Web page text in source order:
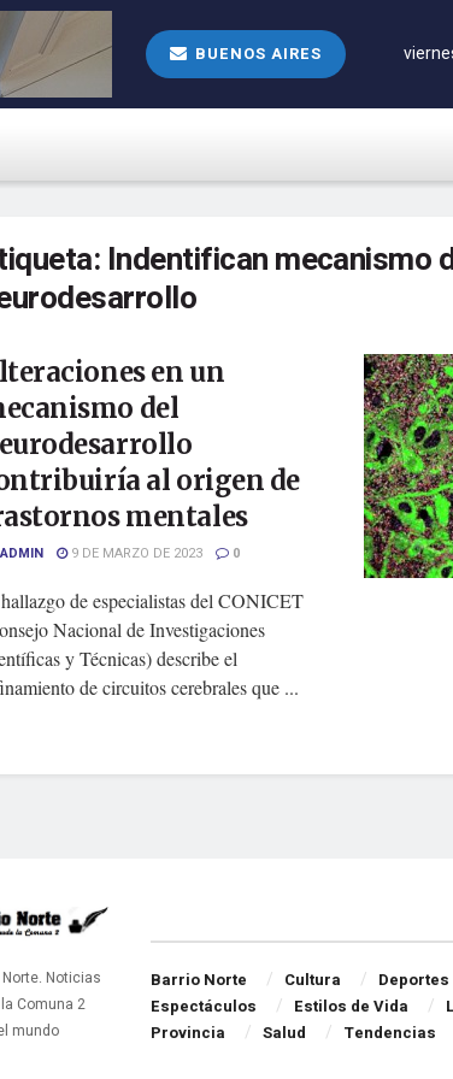
BUENOS AIRES
Indentifican mecanismo
en un
del
al origen de
mentales
ADMIN 9 DE MARZO DE 2023 0
de especialistas del CONICET
Nacional de Investigaciones
y Técnicas) describe el
de circuitos cerebrales que ...
Noticias
Comuna 2
mundo
Barrio Norte Cultura Deportes
Espectáculos
Estilos de Vida
Provincia
Salud Tendencias